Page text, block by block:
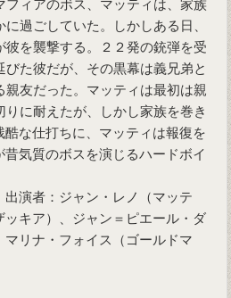
フィアのボス、マッティは、家族
に過ごしていた。しかしある日、
彼を襲撃する。２２発の銃弾を受
びた彼だが、その黒幕は義兄弟と
親友だった。マッティは最初は親
りに耐えたが、しかし家族を巻き
な仕打ちに、マッティは報復を
気質のボスを演じるハードボイ
演者：ジャン・レノ（マッテ
ッキア）、ジャン＝ピエール・ダ
リナ・フォイス（ゴールドマ